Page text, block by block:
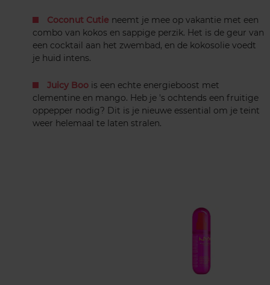
Coconut Cutie neemt je mee op vakantie met een
combo van kokos en sappige perzik. Het is de geur van
een cocktail aan het zwembad, en de kokosolie voedt
je huid intens.
Juicy Boo is een echte energieboost met
clementine en mango. Heb je 's ochtends een fruitige
oppepper nodig? Dit is je nieuwe essential om je teint
weer helemaal te laten stralen.